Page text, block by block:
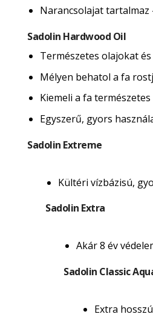
Narancsolajat
Sadolin Hardwood Oil
Természetes olajokat
Mélyen behatol a fa
Kiemeli a fa
Egyszerű, gyors
Sadolin Extreme
Kültéri vízbázisú,
Sadolin Extra
Akár 8 év
Sadolin Classic
Extra